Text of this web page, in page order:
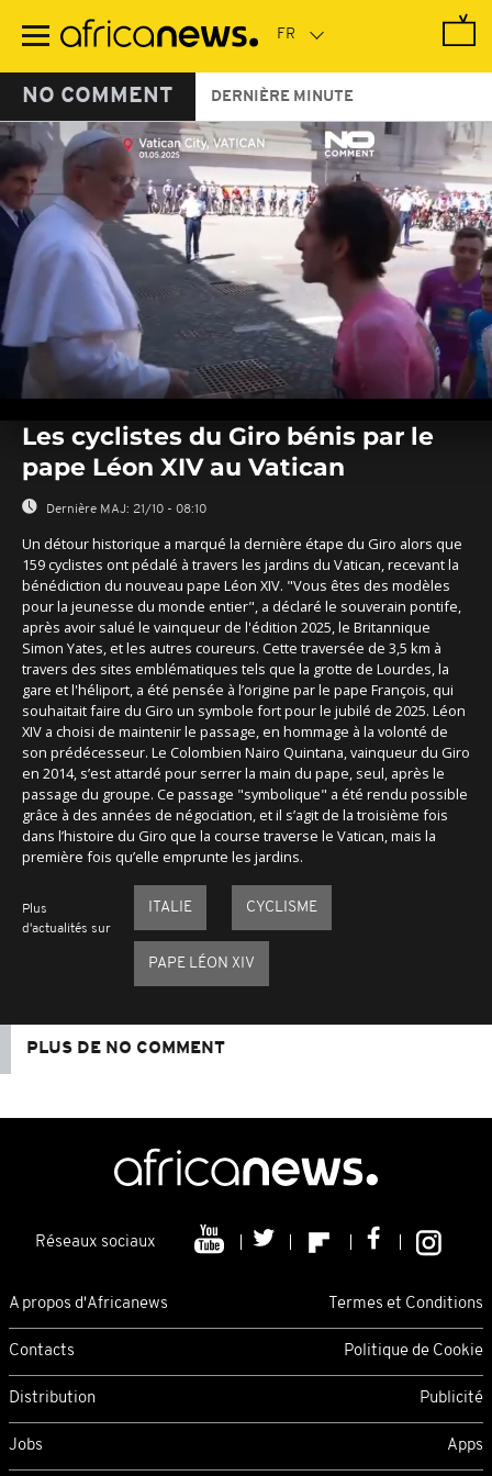
contenu
NO COMMENT DERNIÈRE MINUTE
seconds
seconds
Les cyclistes du Giro bénis par le
pape Léon XIV au Vatican
Dernière MAJ: 21/10 - 08:10
Un détour historique a marqué la dernière étape du Giro alors que
159 cyclistes ont pédalé à travers les jardins du Vatican, recevant la
bénédiction du nouveau pape Léon XIV. "Vous êtes des modèles
pour la jeunesse du monde entier", a déclaré le souverain pontife,
après avoir salué le vainqueur de l'édition 2025, le Britannique
Simon Yates, et les autres coureurs. Cette traversée de 3,5 km à
travers des sites emblématiques tels que la grotte de Lourdes, la
gare et l'héliport, a été pensée à l’origine par le pape François, qui
souhaitait faire du Giro un symbole fort pour le jubilé de 2025. Léon
XIV a choisi de maintenir le passage, en hommage à la volonté de
son prédécesseur. Le Colombien Nairo Quintana, vainqueur du Giro
en 2014, s’est attardé pour serrer la main du pape, seul, après le
passage du groupe. Ce passage "symbolique" a été rendu possible
grâce à des années de négociation, et il s’agit de la troisième fois
dans l’histoire du Giro que la course traverse le Vatican, mais la
première fois qu’elle emprunte les jardins.
Plus
d'actualités sur
ITALIE CYCLISME
PAPE LÉON XIV
PLUS DE NO COMMENT
Réseaux sociaux
A propos d'Africanews Termes et Conditions
Contacts Politique de Cookie
Distribution Publicité
Jobs Apps